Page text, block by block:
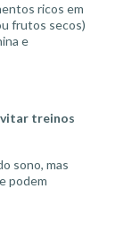
ricos em
frutos secos)
e
treinos
sono, mas
podem